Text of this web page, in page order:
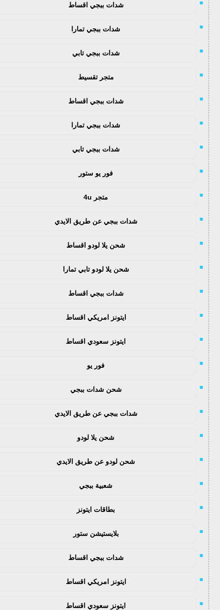
شدات ببجي اقساط
شدات ببجي تمارا
شدات ببجي تابي
متجر تقسيط
شدات ببجي اقساط
شدات ببجي تمارا
شدات ببجي تابي
فور يو ستور
متجر 4u
شدات ببجي عن طريق الايدي
شحن يلا لودو اقساط
شحن يلا لودو تابي تمارا
شدات ببجي اقساط
ايتونز امريكي اقساط
ايتونز سعودي اقساط
فور يو
شحن شدات ببجي
شدات ببجي عن طريق الايدي
شحن يلا لودو
شحن لودو عن طريق الايدي
شعبية ببجي
بطاقات ايتونز
بلايستيشن ستور
شدات ببجي اقساط
ايتونز امريكي اقساط
ايتونز سعودي اقساط